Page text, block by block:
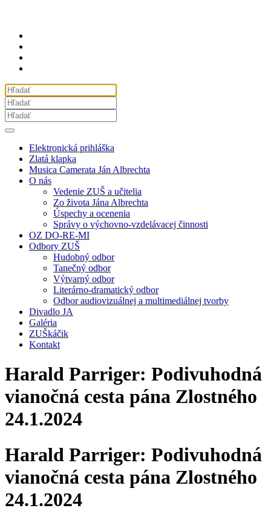
Elektronická prihláška
Zlatá klapka
Musica Camerata Ján Albrechta
O nás
Vedenie ZUŠ a učitelia
Zo života Jána Albrechta
Úspechy a ocenenia
Správy o výchovno-vzdelávacej činnosti
OZ DO-RE-MI
Odbory ZUŠ
Hudobný odbor
Tanečný odbor
Výtvarný odbor
Literárno-dramatický odbor
Odbor audiovizuálnej a multimediálnej tvorby
Divadlo JA
Galéria
ZUŠkáčik
Kontakt
Harald Parriger: Podivuhodná
vianočná cesta pána Zlostného
24.1.2024
Harald Parriger: Podivuhodná
vianočná cesta pána Zlostného
24.1.2024